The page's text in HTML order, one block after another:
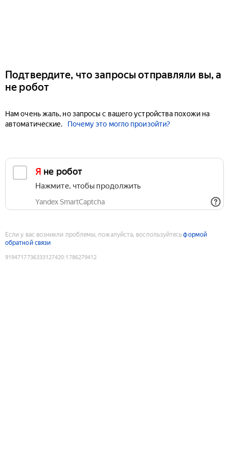
Подтвердите, что запросы отправляли вы, а
не робот
Нам очень жаль, но запросы с вашего устройства похожи на
автоматические.
Почему это могло произойти?
Я не робот
Нажмите, чтобы продолжить
Yandex SmartCaptcha
Если у вас возникли проблемы, пожалуйста, воспользуйтесьформой
обратной связи
9194717736333127420:1786279412